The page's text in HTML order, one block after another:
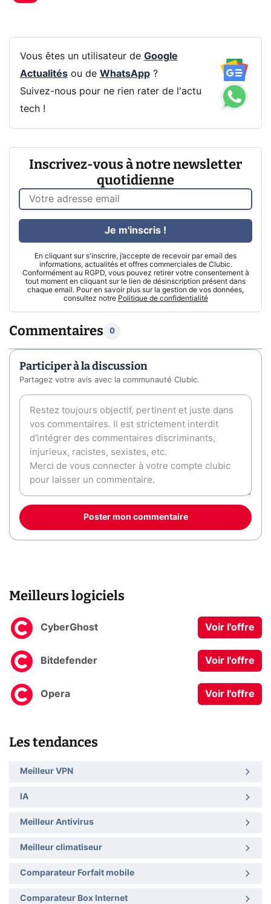
Vous êtes un utilisateur de Google
Actualitésou de WhatsApp?
Suivez-nous pour ne rien rater de l'actu
tech !
Inscrivez-vous à notre newsletter
quotidienne
En cliquant sur s'inscrire, j’accepte de recevoir par email des
informations, actualités et offres commerciales de Clubic.
Conformément au RGPD, vous pouvez retirer votre consentement à
tout moment en cliquant sur le lien de désinscription présent dans
chaque email. Pour en savoir plus sur la gestion de vos données,
consultez notre Politique de confidentialité
Je m'inscris !
Commentaires 0
Participer à la discussion
Partagez votre avis avec la communauté Clubic.
Poster mon commentaire
Meilleurs logiciels
CyberGhost Voir l'offre
Bitdefender Voir l'offre
Opera Voir l'offre
Les tendances
Meilleur VPN
IA
Meilleur Antivirus
Meilleur climatiseur
Comparateur Forfait mobile
Comparateur Box Internet